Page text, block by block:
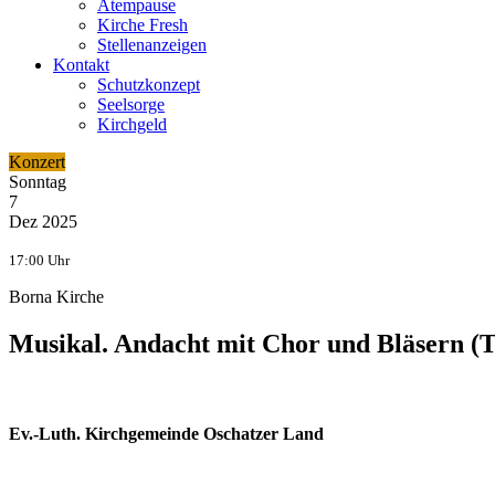
Atempause
Kirche Fresh
Stellenanzeigen
Kontakt
Schutzkonzept
Seelsorge
Kirchgeld
Konzert
Sonntag
7
Dez 2025
17:00 Uhr
Borna Kirche
Musikal. Andacht mit Chor und Bläsern
Ev.-Luth. Kirchgemeinde Oschatzer Land